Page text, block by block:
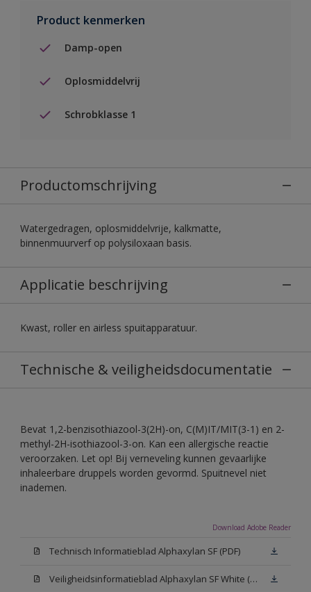
Product kenmerken
Damp-open
Oplosmiddelvrij
Schrobklasse 1
Productomschrijving
Watergedragen, oplosmiddelvrije, kalkmatte,
binnenmuurverf op polysiloxaan basis.
Applicatie beschrijving
Kwast, roller en airless spuitapparatuur.
Technische & veiligheidsdocumentatie
Bevat 1,2-benzisothiazool-3(2H)-on, C(M)IT/MIT(3-1) en 2-
methyl-2H-isothiazool-3-on. Kan een allergische reactie
veroorzaken. Let op! Bij verneveling kunnen gevaarlijke
inhaleerbare druppels worden gevormd. Spuitnevel niet
inademen.
Download Adobe Reader
Technisch Informatieblad Alphaxylan SF (PDF)
Veiligheidsinformatieblad Alphaxylan SF White (MSDS)